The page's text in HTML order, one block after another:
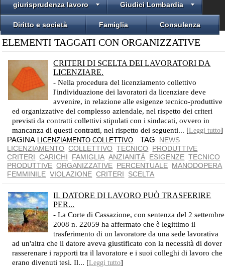
giurisprudenza lavoro Giudici Lombardia
Diritto e società Famiglia Consulenza
ELEMENTI TAGGATI CON ORGANIZZATIVE
CRITERI DI SCELTA DEI LAVORATORI DA
LICENZIARE.
- Nella procedura del licenziamento collettivo
l'individuazione dei lavoratori da licenziare deve
avvenire, in relazione alle esigenze tecnico-produttive
ed organizzative del complesso aziendale, nel rispetto dei criteri
previsti da contratti collettivi stipulati con i sindacati, ovvero in
mancanza di questi contratti, nel rispetto dei seguenti... [Leggi tutto]
PAGINA LICENZIAMENTO COLLETTIVO TAG NEWS
LICENZIAMENTO COLLETTIVO TECNICO
PRODUTTIVE
CRITERI CARICHI FAMIGLIA ANZIANITÀ ESIGENZE TECNICO
PRODUTTIVE ORGANIZZATIVE PERCENTUALE MANODOPERA
FEMMINILE VIOLAZIONE CRITERI SCELTA
IL DATORE DI LAVORO PUÒ TRASFERIRE
PER...
- La Corte di Cassazione, con sentenza del 2 settembre
2008 n. 22059 ha affermato che è legittimo il
trasferimento di un lavoratore da una sede lavorativa
ad un'altra che il datore aveva giustificato con la necessità di dover
rasserenare i rapporti tra il lavoratore e i suoi colleghi di lavoro che
erano divenuti tesi. Il... [Leggi tutto]